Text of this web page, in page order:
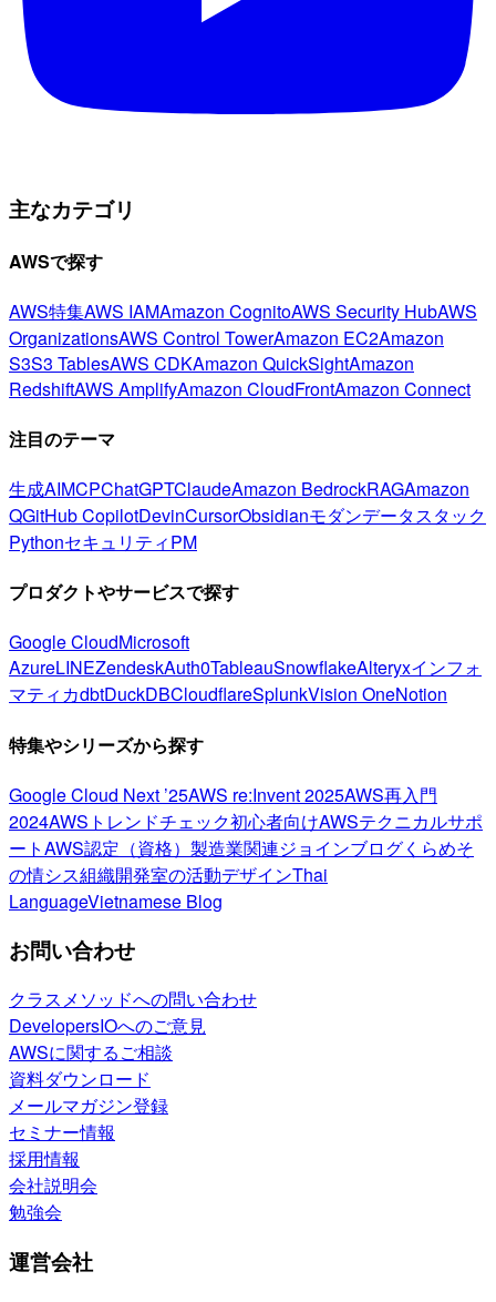
主なカテゴリ
AWSで探す
AWS特集AWS IAMAmazon CognitoAWS Security HubAWS
OrganizationsAWS Control TowerAmazon EC2Amazon
S3S3 TablesAWS CDKAmazon QuickSightAmazon
RedshiftAWS AmplifyAmazon CloudFrontAmazon Connect
注目のテーマ
生成AIMCPChatGPTClaudeAmazon BedrockRAGAmazon
QGitHub CopilotDevinCursorObsidianモダンデータスタック
PythonセキュリティPM
プロダクトやサービスで探す
Google CloudMicrosoft
AzureLINEZendeskAuth0TableauSnowflakeAlteryxインフォ
マティカdbtDuckDBCloudflareSplunkVision OneNotion
特集やシリーズから探す
Google Cloud Next ’25AWS re:Invent 2025AWS再入門
2024AWSトレンドチェック初心者向けAWSテクニカルサポ
ートAWS認定（資格） 製造業関連ジョインブログくらめそ
の情シス組織開発室の活動デザインThai
LanguageVietnamese Blog
お問い合わせ
クラスメソッドへの問い合わせ
DevelopersIOへのご意見
AWSに関するご相談
資料ダウンロード
メールマガジン登録
セミナー情報
採用情報
会社説明会
勉強会
運営会社